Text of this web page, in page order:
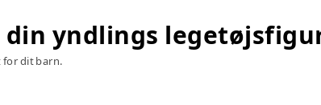
din yndlings
for dit barn.